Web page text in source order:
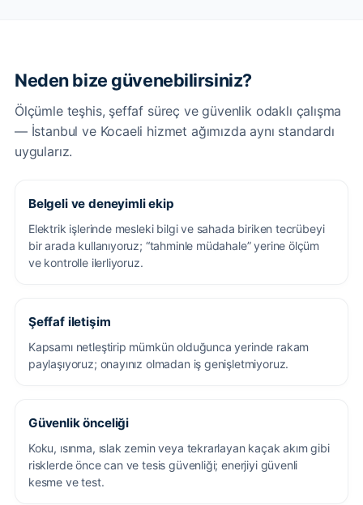
Neden bize güvenebilirsiniz?
Ölçümle teşhis, şeffaf süreç ve güvenlik odaklı çalışma
— İstanbul ve Kocaeli hizmet ağımızda aynı standardı
uygularız.
Belgeli ve deneyimli ekip
Elektrik işlerinde mesleki bilgi ve sahada biriken tecrübeyi
bir arada kullanıyoruz; “tahminle müdahale” yerine ölçüm
ve kontrolle ilerliyoruz.
Şeffaf iletişim
Kapsamı netleştirip mümkün olduğunca yerinde rakam
paylaşıyoruz; onayınız olmadan iş genişletmiyoruz.
Güvenlik önceliği
Koku, ısınma, ıslak zemin veya tekrarlayan kaçak akım gibi
risklerde önce can ve tesis güvenliği; enerjiyi güvenli
kesme ve test.